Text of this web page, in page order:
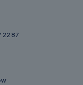
22 87